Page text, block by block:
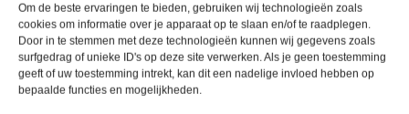
Om de beste ervaringen te bieden, gebruiken wij technologieën zoals
cookies om informatie over je apparaat op te slaan en/of te raadplegen.
Door in te stemmen met deze technologieën kunnen wij gegevens zoals
surfgedrag of unieke ID's op deze site verwerken. Als je geen toestemming
geeft of uw toestemming intrekt, kan dit een nadelige invloed hebben op
bepaalde functies en mogelijkheden.
WAT ZE OVER ONS ZEGGEN